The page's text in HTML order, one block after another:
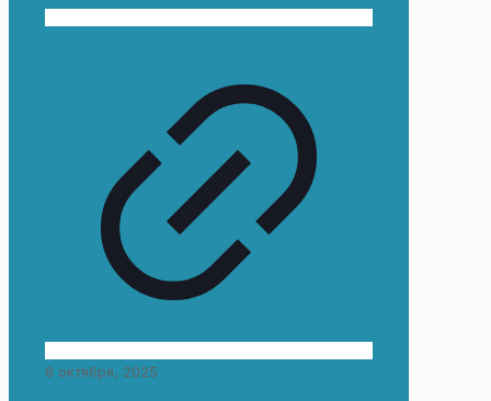
8 октября, 2025